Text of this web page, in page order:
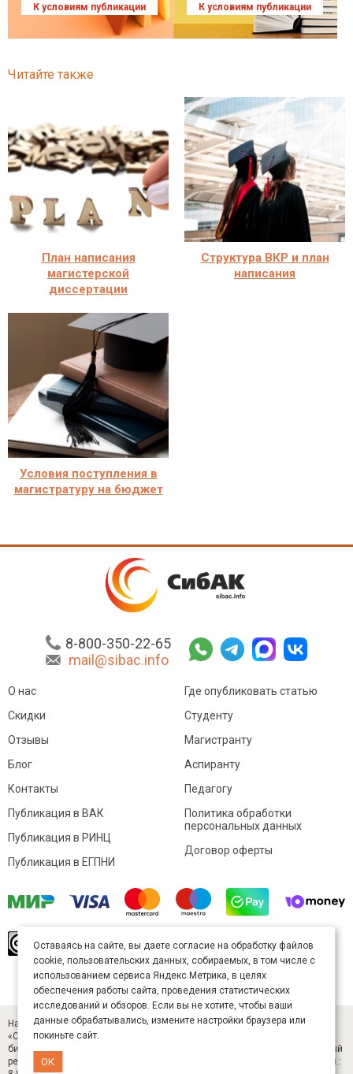
К условиям публикации К условиям публикации
Читайте также
План написания
магистерской
диссертации
Структура ВКР и план
написания
Условия поступления в
магистратуру на бюджет
8-800-350-22-65
mail@sibac.info
О нас
Скидки
Отзывы
Блог
Контакты
Где опубликовать статью
Студенту
Магистранту
Аспиранту
Педагогу
Публикация в ВАК
Публикация в РИНЦ
Публикация в ЕГПНИ
Политика обработки
персональных данных
Договор оферты
произведение доступно полицензии Creative
Commons «Attribution» («Атрибуция») 4.0
Непортированная.
Карта сайта
Научный журнал «Студенческий» (ISSN 2541-9412). Издатель — ООО
«СибАК» (ИНН 5402054157). Размещается в Научной электронной
библиотеке eLIBRARY.RU (договор № 445-11/2019 от 05.11.2019). Главный
редактор — Старченко И. Б., д-р техн. наук. E-mail: student@sibac.info, тел.:
Оставаясь на сайте, вы даете согласие на обработку файлов
cookie, пользовательских данных, собираемых, в том числе с
использованием сервиса Яндекс.Метрика, в целях
обеспечения работы сайта, проведения статистических
исследований и обзоров. Если вы не хотите, чтобы ваши
данные обрабатывались, измените настройки браузера или
покиньте сайт.
ОК